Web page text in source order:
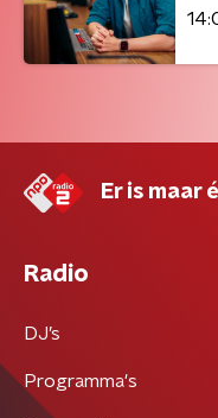
Er is maar
Radio
DJ’s
Programma's